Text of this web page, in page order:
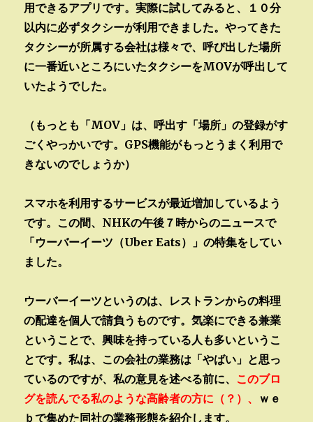
用できるアプリです。実際に試してみると、１０分
以内に必ずタクシーが利用できました。やってきた
タクシーが所属する会社は様々で、呼び出した場所
に一番近いところにいたタクシーをMOVが呼出して
いたようでした。
（もっとも「MOV」は、呼出す「場所」の登録がす
ごくやっかいです。GPS機能がもっとうまく利用で
きないのでしょうか）
スマホを利用するサービスが最近増加しているよう
です。この間、NHKの午後７時からのニュースで
「ウーバーイーツ（Uber Eats）」の特集をしてい
ました。
ウーバーイーツというのは、レストランからの料理
の配達を個人で請負うものです。気楽にできる兼業
ということで、興味を持っている人も多いというこ
とです。私は、この会社の業務は「やばい」と思っ
ているのですが、私の意見を述べる前に、 このブロ
グを読んでる私のような高齢者の方に（？）、 ｗｅ
ｂで集めた同社の業務形態を紹介します。